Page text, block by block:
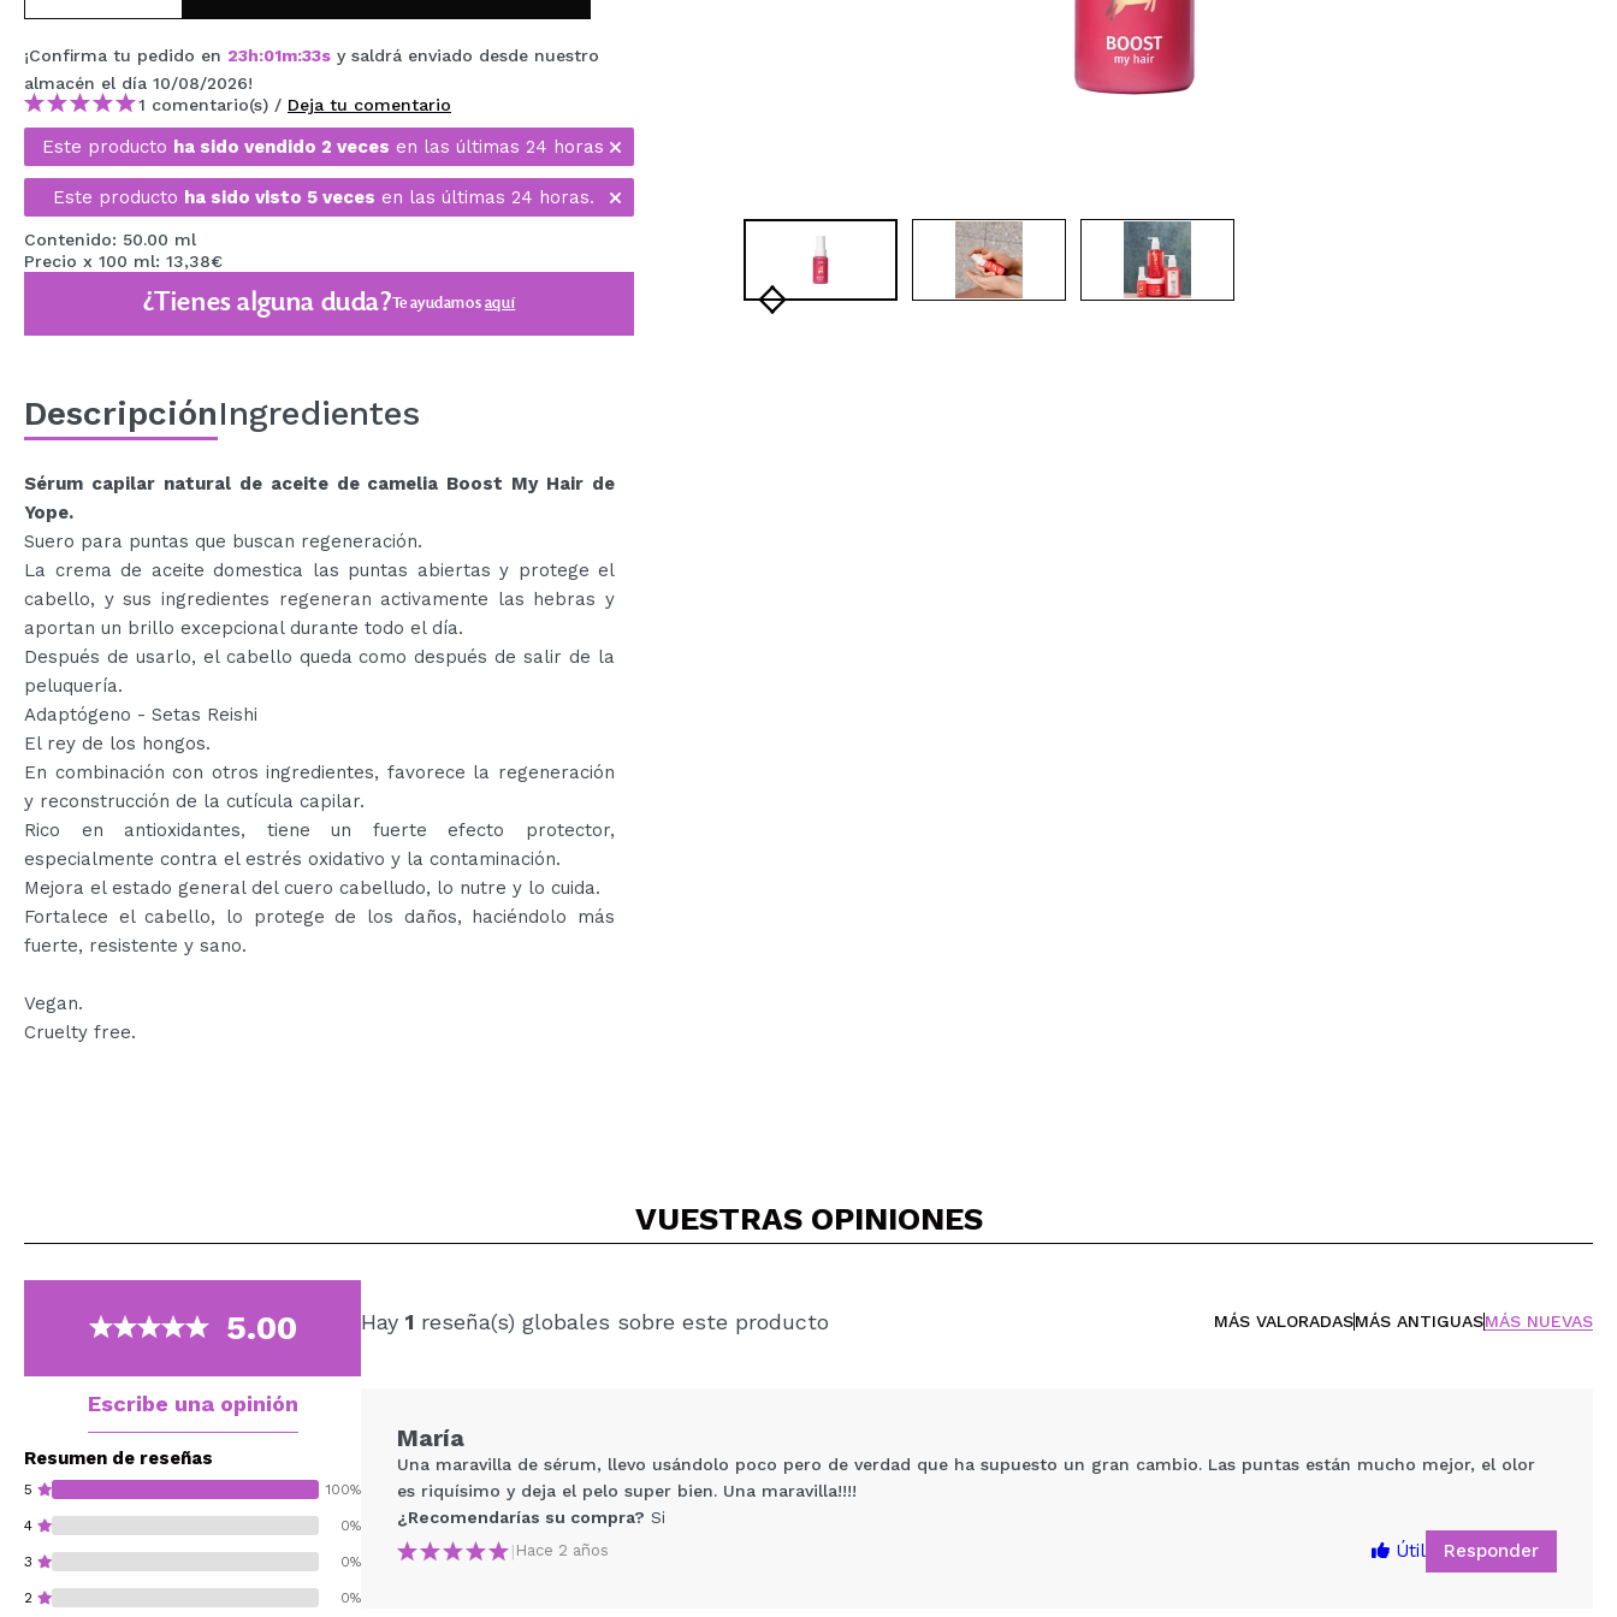
MAQUIFARMA
KOREA ZONE
TRAVEL SIZE
NATURE
OFERTAS
¡HAN VUELTO!
PRÓXIMAMENTE
BLOG
CREAR CUENTA
¡Confirma tu pedido en 23h:01m:33s y saldrá enviado desde nuestro
almacén el día 10/08/2026!
1 comentario(s) / Deja tu comentario
Este producto ha sido vendido 2 veces en las últimas 24 horas
Este producto ha sido visto 5 veces en las últimas 24 horas.
Contenido: 50.00 ml
Precio x 100 ml: 13,38€
¿Tienes alguna duda?Te ayudamosaquí
DescripciónIngredientes
Sérum capilar natural de aceite de camelia Boost My Hair de
Yope.
Suero para puntas que buscan regeneración.
La crema de aceite domestica las puntas abiertas y protege el
cabello, y sus ingredientes regeneran activamente las hebras y
aportan un brillo excepcional durante todo el día.
Después de usarlo, el cabello queda como después de salir de la
peluquería.
Adaptógeno - Setas Reishi
El rey de los hongos.
En combinación con otros ingredientes, favorece la regeneración
y reconstrucción de la cutícula capilar.
Rico en antioxidantes, tiene un fuerte efecto protector,
especialmente contra el estrés oxidativo y la contaminación.
Mejora el estado general del cuero cabelludo, lo nutre y lo cuida.
Fortalece el cabello, lo protege de los daños, haciéndolo más
fuerte, resistente y sano.
Vegan.
Cruelty free.
VUESTRAS OPINIONES
5.00
Escribe una opinión
Resumen de reseñas
5 100%
4 0%
3 0%
2 0%
Hay 1 reseña(s) globales sobre este producto MÁS VALORADASMÁS ANTIGUASMÁS NUEVAS
María
Una maravilla de sérum, llevo usándolo poco pero de verdad que ha supuesto un gran cambio. Las puntas están mucho mejor, el olor
es riquísimo y deja el pelo super bien. Una maravilla!!!!
¿Recomendarías su compra? Si
| Hace 2 años Útil Responder